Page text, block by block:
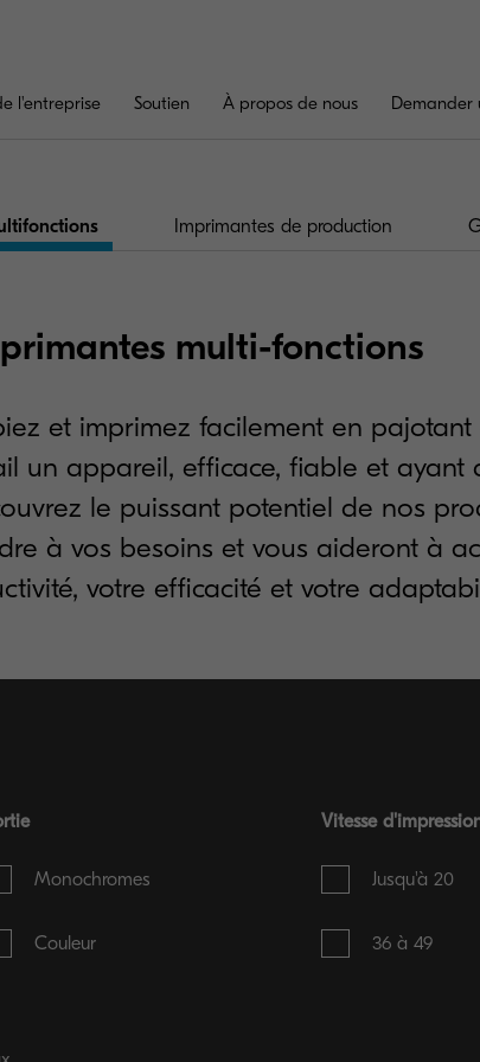
l'entreprise Soutien À propos de nous Demander
Imprimantes de production
multi-fonctions
et imprimez facilement en pajotant
un appareil, efficace, fiable et ayant
le puissant potentiel de nos
à vos besoins et vous aideront à
votre efficacité et votre
Monochromes
Couleur
Vitesse
Jusqu'à 20
36 à 49